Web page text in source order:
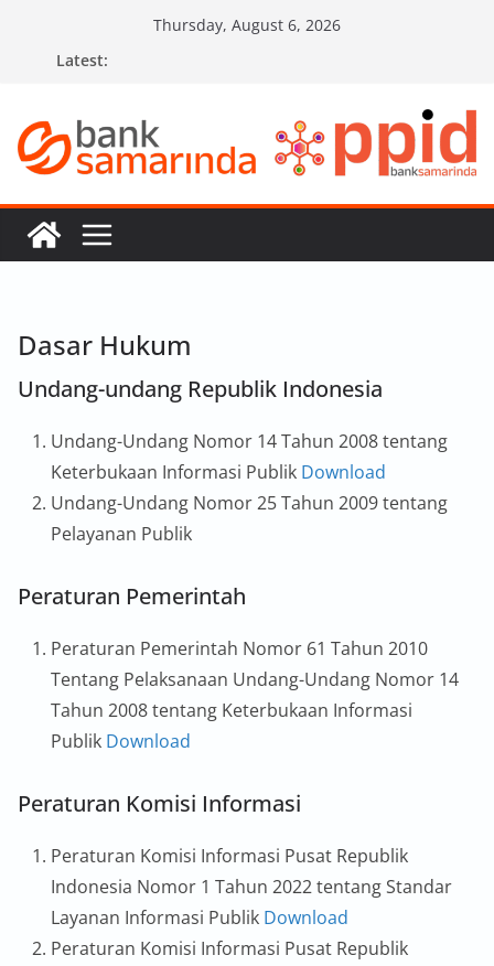
Thursday, August 6, 2026
Latest:
Dasar Hukum
Undang-undang Republik Indonesia
Undang-Undang Nomor 14 Tahun 2008 tentang
Keterbukaan Informasi Publik Download
Undang-Undang Nomor 25 Tahun 2009 tentang
Pelayanan Publik
Peraturan Pemerintah
Peraturan Pemerintah Nomor 61 Tahun 2010
Tentang Pelaksanaan Undang-Undang Nomor 14
Tahun 2008 tentang Keterbukaan Informasi
Publik Download
Peraturan Komisi Informasi
Peraturan Komisi Informasi Pusat Republik
Indonesia Nomor 1 Tahun 2022 tentang Standar
Layanan Informasi Publik Download
Peraturan Komisi Informasi Pusat Republik